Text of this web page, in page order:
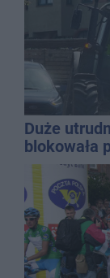
Duże
blokowała